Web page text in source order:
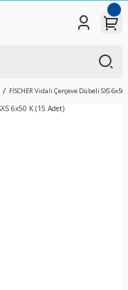
FİSCHER Vidalı Çerçeve Dübeli SXS